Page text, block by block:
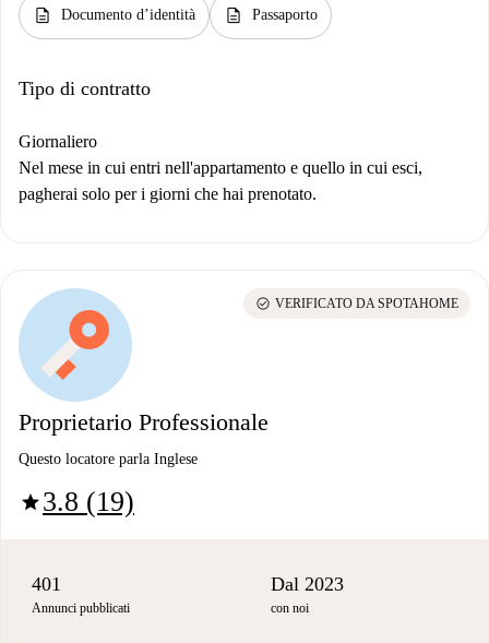
description Documento d’identità description Passaporto
Tipo di contratto
Giornaliero
Nel mese in cui entri nell'appartamento e quello in cui esci,
pagherai solo per i giorni che hai prenotato.
Proprietario Professionale
Questo locatore parla Inglese
star3.8 (19)
check_circle VERIFICATO DA SPOTAHOME
401
Annunci pubblicati
Dal 2023
con noi